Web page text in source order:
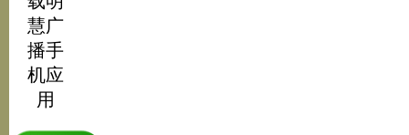
慧广
播手
机应
用